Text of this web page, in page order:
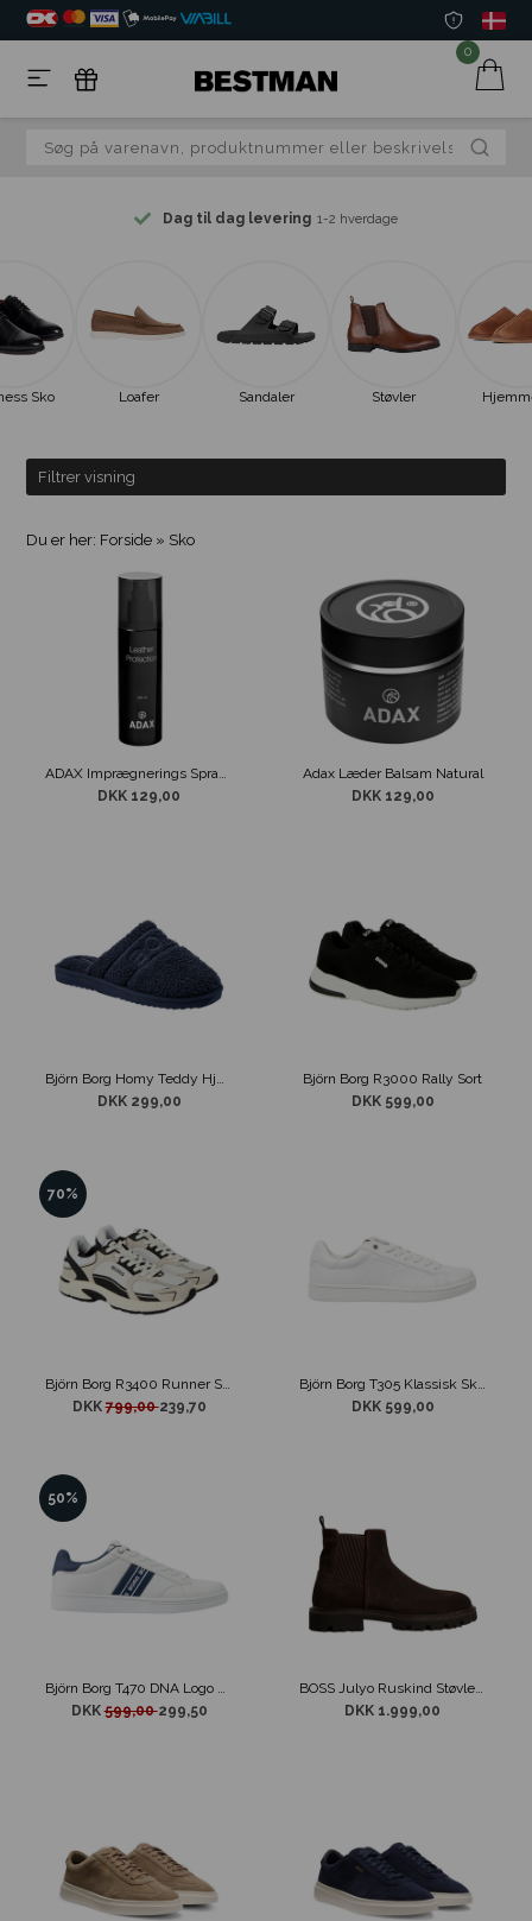
0
Dag til dag levering 1-2 hverdage
Sko Loafer Sandaler Støvler
Filtrer visning
Du er her: Forside » Sko
ADAX Imprægnerings Spray Natural
DKK 129,00
Adax Læder Balsam Natural
DKK 129,00
Björn Borg Homy Teddy Hjemmesko Navy
DKK 299,00
Björn Borg R3000 Rally Sort
DKK 599,00
70%
DKK799,00239,70
DKK 599,00
50%
Björn Borg T470 DNA Logo Sko Hvid m/ Blå
DKK599,00299,50
BOSS Julyo Ruskind Støvler Mørke Brun
DKK 1.999,00